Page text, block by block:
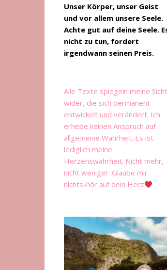
Unser Körper, unser Geist
und vor allem unsere Seele.
Achte gut auf deine Seele.
nicht zu tun, fordert
irgendwann seinen Preis.
Alle Texte spiegeln meine Sicht
wider, die sich permanent
entwickelt und verändert. Ich
erhebe keinen Anspruch auf
allgemeine Wahrheit. Es ist
lediglich meine
Herzenswahrheit. Nicht mehr,
nicht weniger. Glaube mir
nichts-hör auf dein Herz